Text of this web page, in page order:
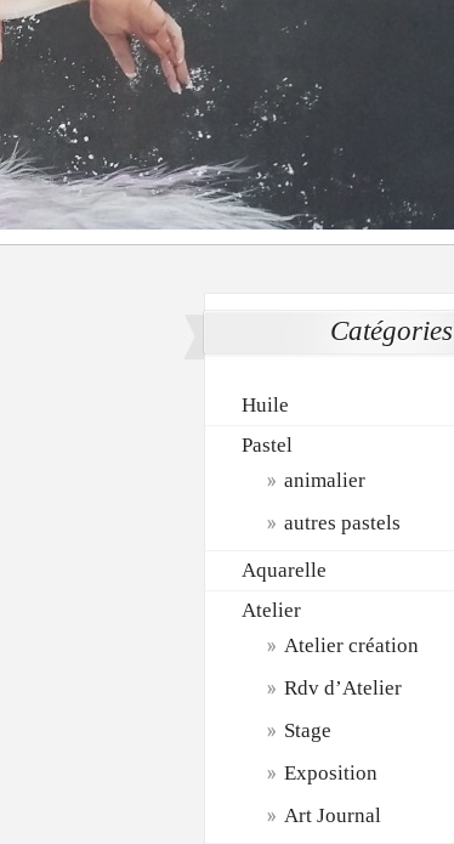
Catégories
Huile
Pastel
animalier
autres pastels
Aquarelle
Atelier
Atelier création
Rdv d’Atelier
Stage
Exposition
Art Journal